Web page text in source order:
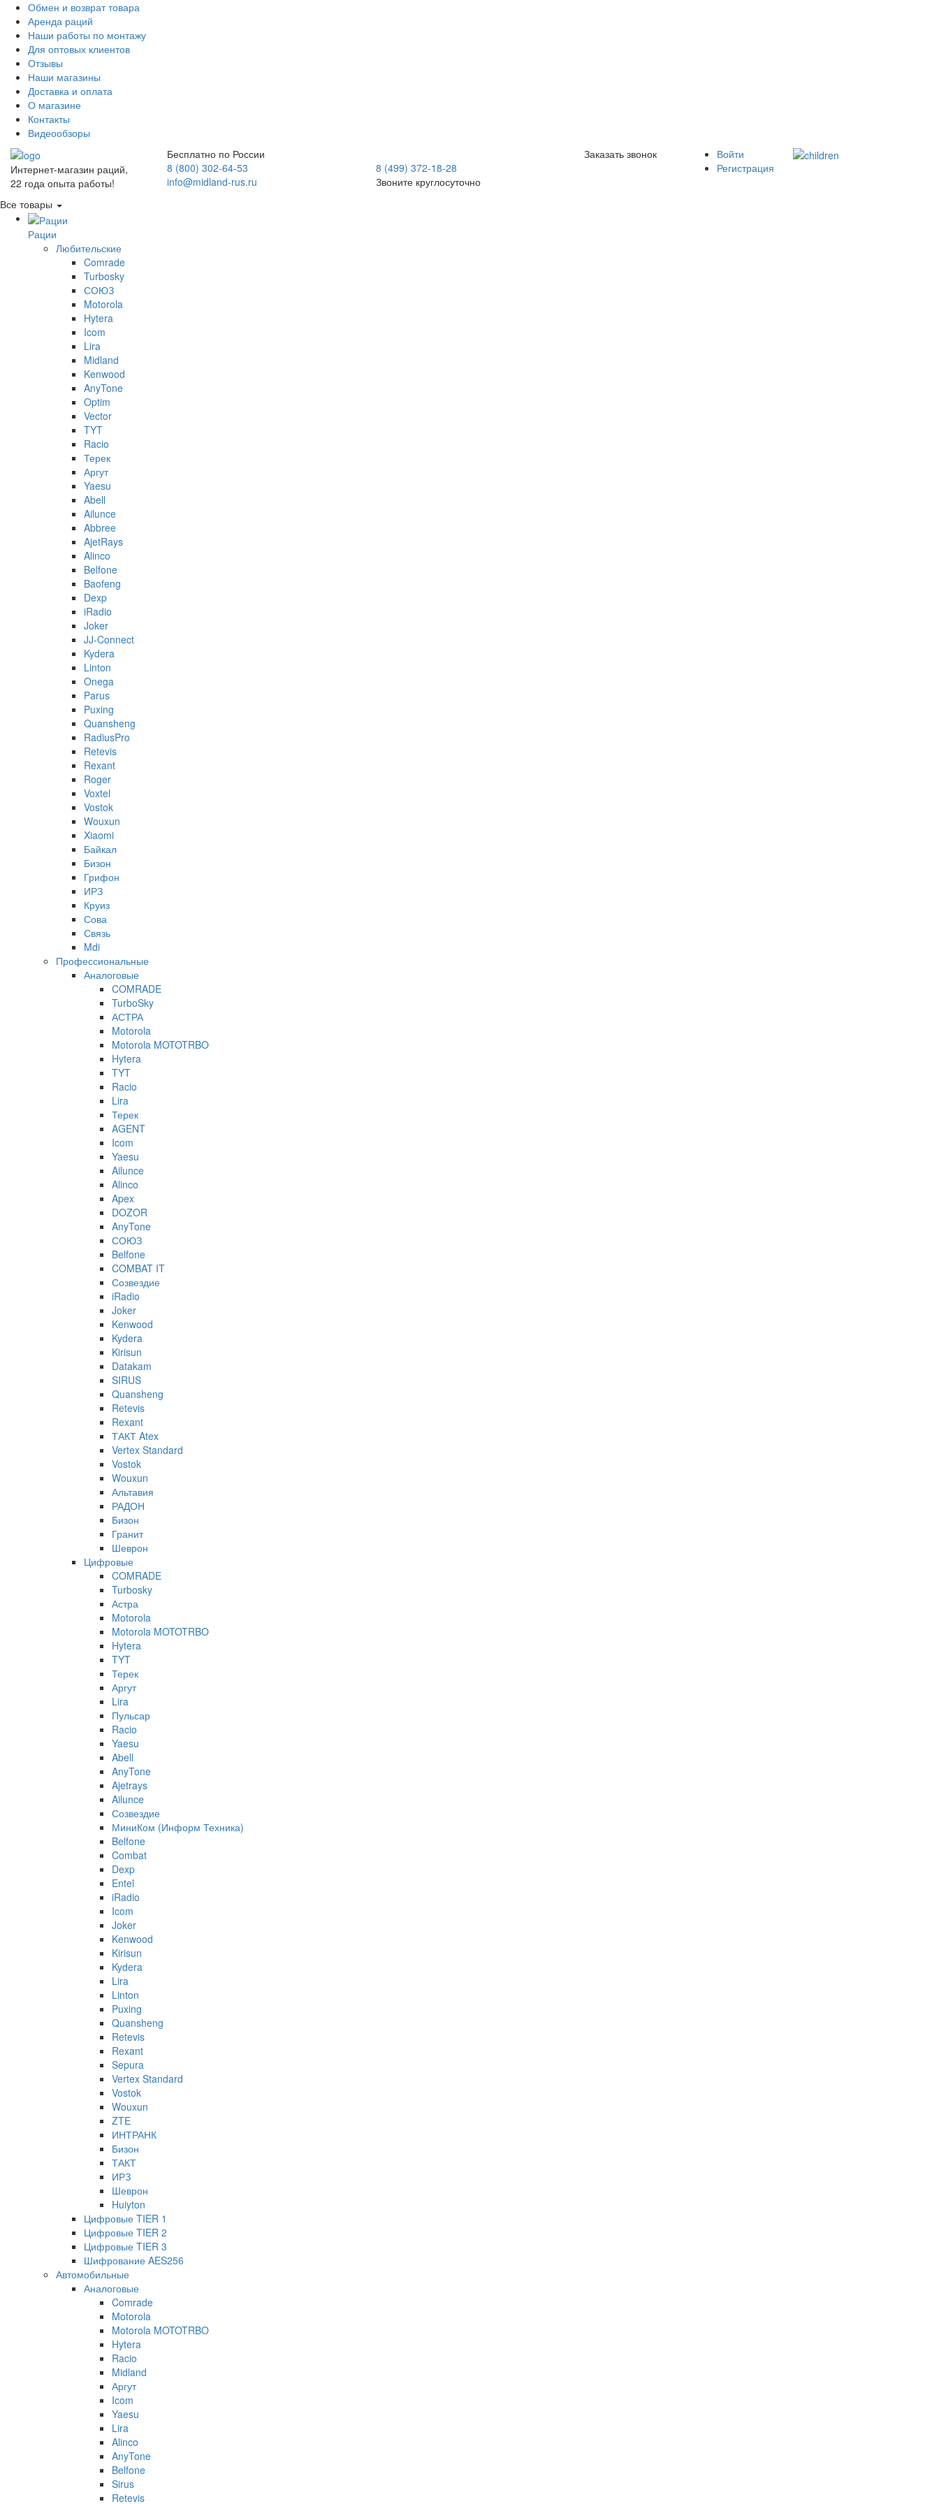
Обмен и возврат товара
Аренда раций
Наши работы по монтажу
Для оптовых клиентов
Отзывы
Наши магазины
Доставка и оплата
О магазине
Контакты
Видеообзоры
Интернет-магазин раций,
22 года опыта работы!
Бесплатно по России
8 (800) 302-64-53
info@midland-rus.ru
8 (499) 372-18-28
Звоните круглосуточно
Заказать звонок
Войти
Регистрация
Все товары
Рации
Любительские
Comrade
Turbosky
СОЮЗ
Motorola
Hytera
Icom
Lira
Midland
Kenwood
AnyTone
Optim
Vector
TYT
Racio
Терек
Аргут
Yaesu
Abell
Ailunce
Abbree
AjetRays
Alinco
Belfone
Baofeng
Dexp
iRadio
Joker
JJ-Connect
Kydera
Linton
Onega
Parus
Puxing
Quansheng
RadiusPro
Retevis
Rexant
Roger
Voxtel
Vostok
Wouxun
Xiaomi
Байкал
Бизон
Грифон
ИРЗ
Круиз
Сова
Связь
Mdi
Профессиональные
Аналоговые
COMRADE
TurboSky
АСТРА
Motorola
Motorola MOTOTRBO
Hytera
TYT
Racio
Lira
Терек
AGENT
Icom
Yaesu
Ailunce
Alinco
Apex
DOZOR
AnyTone
СОЮЗ
Belfone
COMBAT IT
Созвездие
iRadio
Joker
Kenwood
Kydera
Kirisun
Datakam
SIRUS
Quansheng
Retevis
Rexant
ТАКТ Atex
Vertex Standard
Vostok
Wouxun
Альтавия
РАДОН
Бизон
Гранит
Шеврон
Цифровые
COMRADE
Turbosky
Астра
Motorola
Motorola MOTOTRBO
Hytera
TYT
Терек
Аргут
Lira
Пульсар
Racio
Yaesu
Abell
AnyTone
Ajetrays
Ailunce
Созвездие
МиниКом (Информ Техника)
Belfone
Combat
Dexp
Entel
iRadio
Icom
Joker
Kenwood
Kirisun
Kydera
Lira
Linton
Puxing
Quansheng
Retevis
Rexant
Sepura
Vertex Standard
Vostok
Wouxun
ZTE
ИНТРАНК
Бизон
ТАКТ
ИРЗ
Шеврон
Huiyton
Цифровые TIER 1
Цифровые TIER 2
Цифровые TIER 3
Шифрование AES256
Автомобильные
Аналоговые
Comrade
Motorola
Motorola MOTOTRBO
Hytera
Racio
Midland
Аргут
Icom
Yaesu
Lira
Alinco
AnyTone
Belfone
Sirus
Retevis